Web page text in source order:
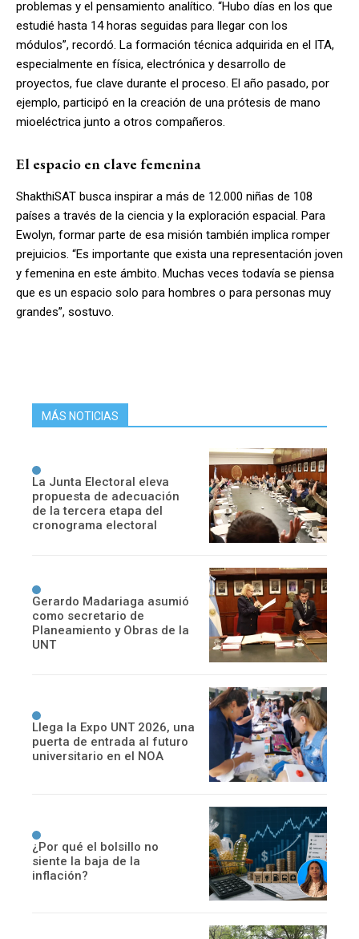
problemas y el pensamiento analítico. “Hubo días en los que
estudié hasta 14 horas seguidas para llegar con los
módulos”, recordó. La formación técnica adquirida en el ITA,
especialmente en física, electrónica y desarrollo de
proyectos, fue clave durante el proceso. El año pasado, por
ejemplo, participó en la creación de una prótesis de mano
mioeléctrica junto a otros compañeros.
El espacio en clave femenina
ShakthiSAT busca inspirar a más de 12.000 niñas de 108
países a través de la ciencia y la exploración espacial. Para
Ewolyn, formar parte de esa misión también implica romper
prejuicios. “Es importante que exista una representación joven
y femenina en este ámbito. Muchas veces todavía se piensa
que es un espacio solo para hombres o para personas muy
grandes”, sostuvo.
MÁS NOTICIAS
La Junta Electoral eleva
propuesta de adecuación
de la tercera etapa del
cronograma electoral
Gerardo Madariaga asumió
como secretario de
Planeamiento y Obras de la
UNT
Llega la Expo UNT 2026, una
puerta de entrada al futuro
universitario en el NOA
¿Por qué el bolsillo no
siente la baja de la
inflación?